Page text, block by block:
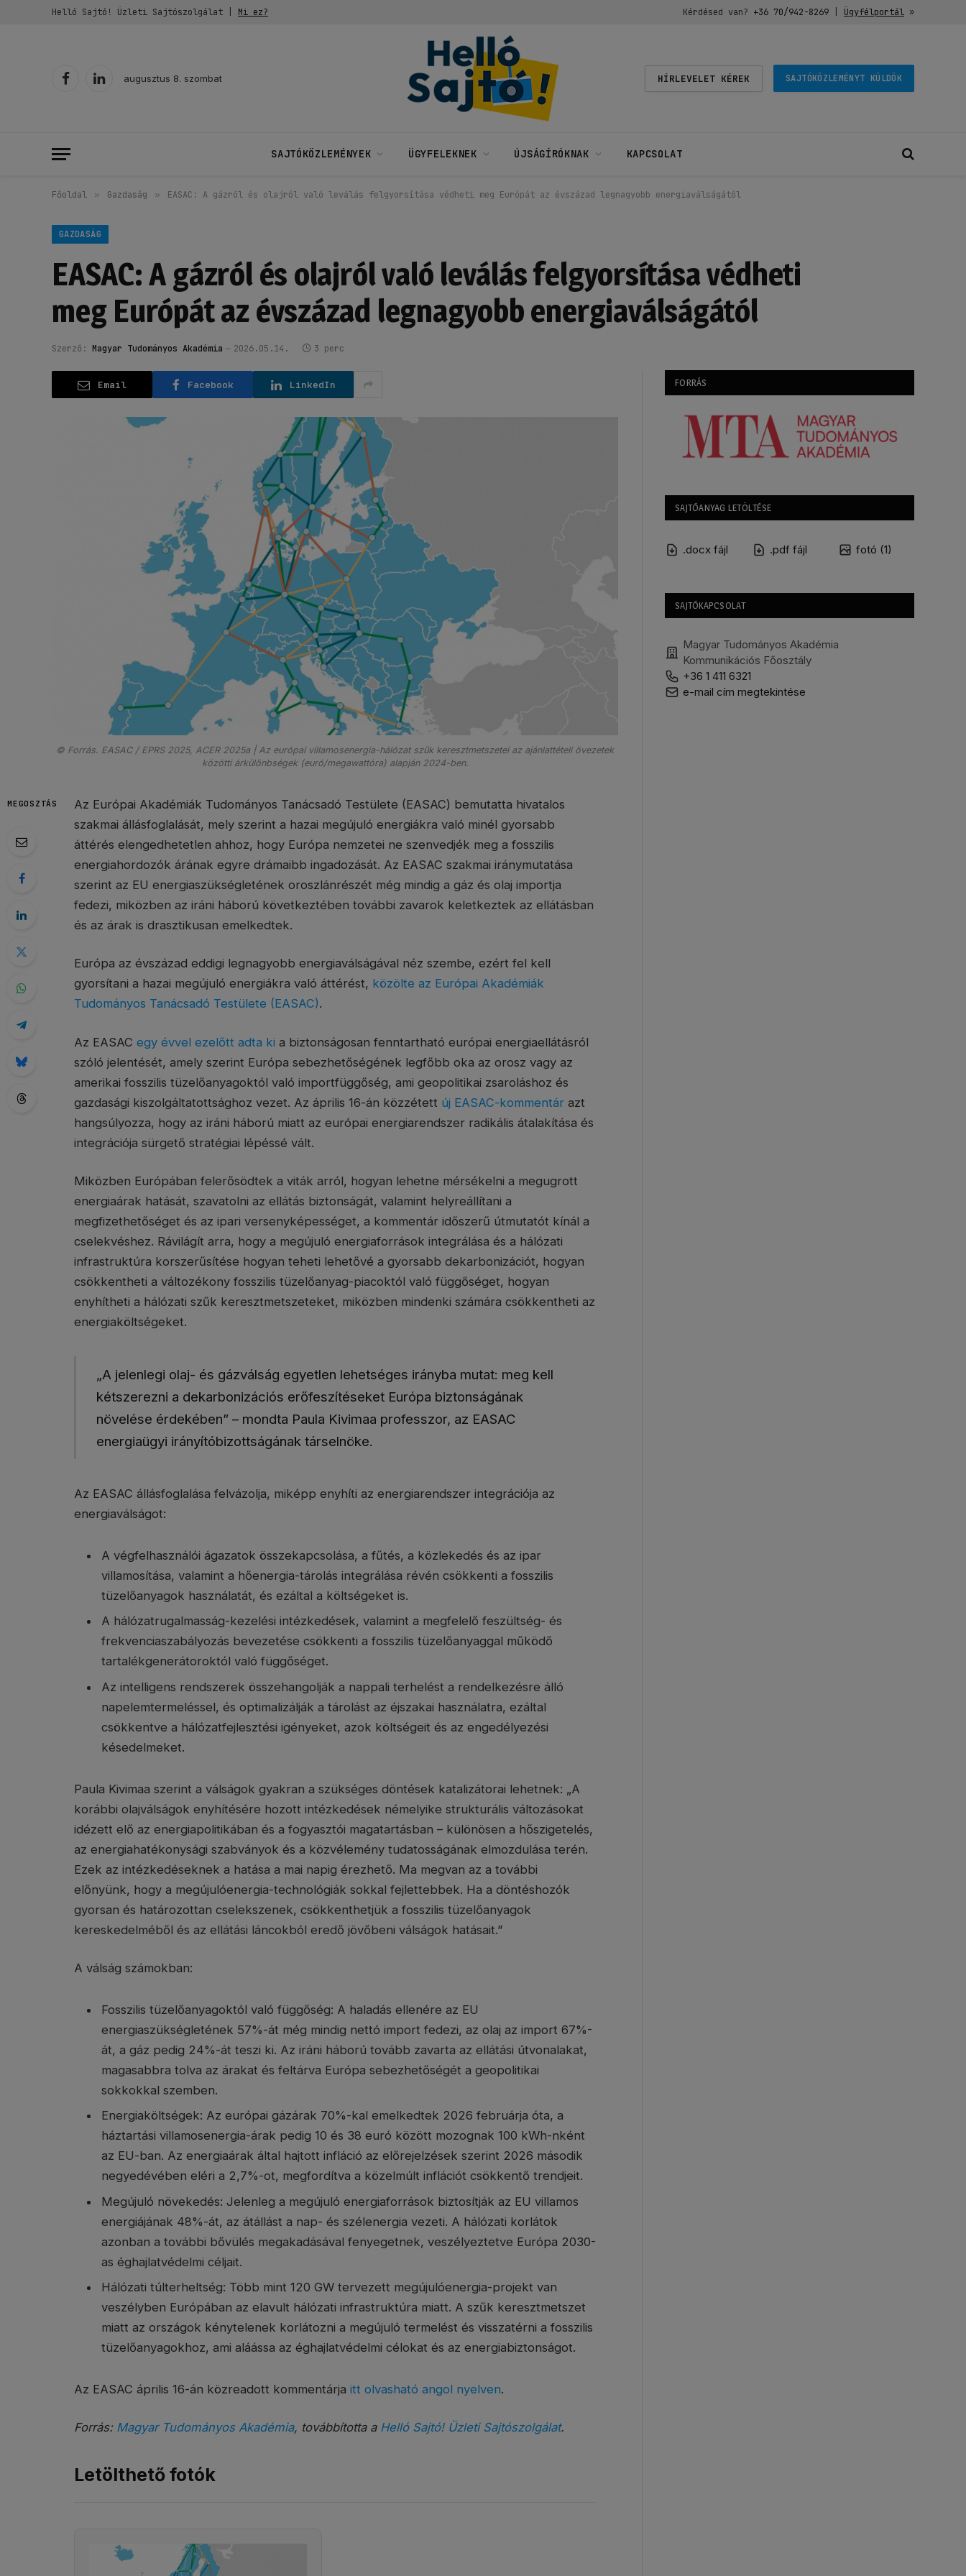
Helló Sajtó! Üzleti Sajtószolgálat | Mi ez? Kérdésed van? +36 70/942-8269| Ügyfélportál»
FacebookLinkedIn
augusztus 8. szombat HÍRLEVELET KÉREK SAJTÓKÖZLEMÉNYT KÜLDÖK
SAJTÓKÖZLEMÉNYEK ÜGYFELEKNEK ÚJSÁGÍRÓKNAK KAPCSOLAT
Főoldal » Gazdaság » EASAC: A gázról és olajról való leválás felgyorsítása védheti meg Európát az évszázad legnagyobb energiaválságától
GAZDASÁG
EASAC: A gázról és olajról való leválás felgyorsítása védheti
meg Európát az évszázad legnagyobb energiaválságától
Szerző: Magyar Tudományos Akadémia 2026.05.14. 3 perc
Email Facebook LinkedIn
© Forrás. EASAC / EPRS 2025, ACER 2025a | Az európai villamosenergia-hálózat szűk keresztmetszetei az ajánlattételi övezetek
közötti árkülönbségek (euró/megawattóra) alapján 2024-ben.
MEGOSZTÁS
Az Európai Akadémiák Tudományos Tanácsadó Testülete (EASAC) bemutatta hivatalos
szakmai állásfoglalását, mely szerint a hazai megújuló energiákra való minél gyorsabb
áttérés elengedhetetlen ahhoz, hogy Európa nemzetei ne szenvedjék meg a fosszilis
energiahordozók árának egyre drámaibb ingadozását. Az EASAC szakmai iránymutatása
szerint az EU energiaszükségletének oroszlánrészét még mindig a gáz és olaj importja
fedezi, miközben az iráni háború következtében további zavarok keletkeztek az ellátásban
és az árak is drasztikusan emelkedtek.
Európa az évszázad eddigi legnagyobb energiaválságával néz szembe, ezért fel kell
gyorsítani a hazai megújuló energiákra való áttérést, közölte az Európai Akadémiák
Tudományos Tanácsadó Testülete (EASAC).
Az EASAC egy évvel ezelőtt adta ki a biztonságosan fenntartható európai energiaellátásról
szóló jelentését, amely szerint Európa sebezhetőségének legfőbb oka az orosz vagy az
amerikai fosszilis tüzelőanyagoktól való importfüggőség, ami geopolitikai zsaroláshoz és
gazdasági kiszolgáltatottsághoz vezet. Az április 16-án közzétett új EASAC-kommentár azt
hangsúlyozza, hogy az iráni háború miatt az európai energiarendszer radikális átalakítása és
integrációja sürgető stratégiai lépéssé vált.
Miközben Európában felerősödtek a viták arról, hogyan lehetne mérsékelni a megugrott
energiaárak hatását, szavatolni az ellátás biztonságát, valamint helyreállítani a
megfizethetőséget és az ipari versenyképességet, a kommentár időszerű útmutatót kínál a
cselekvéshez. Rávilágít arra, hogy a megújuló energiaforrások integrálása és a hálózati
infrastruktúra korszerűsítése hogyan teheti lehetővé a gyorsabb dekarbonizációt, hogyan
csökkentheti a változékony fosszilis tüzelőanyag-piacoktól való függőséget, hogyan
enyhítheti a hálózati szűk keresztmetszeteket, miközben mindenki számára csökkentheti az
energiaköltségeket.
„A jelenlegi olaj- és gázválság egyetlen lehetséges irányba mutat: meg kell
kétszerezni a dekarbonizációs erőfeszítéseket Európa biztonságának
növelése érdekében” – mondta Paula Kivimaa professzor, az EASAC
energiaügyi irányítóbizottságának társelnöke.
Az EASAC állásfoglalása felvázolja, miképp enyhíti az energiarendszer integrációja az
energiaválságot:
A végfelhasználói ágazatok összekapcsolása, a fűtés, a közlekedés és az ipar
villamosítása, valamint a hőenergia-tárolás integrálása révén csökkenti a fosszilis
tüzelőanyagok használatát, és ezáltal a költségeket is.
A hálózatrugalmasság-kezelési intézkedések, valamint a megfelelő feszültség- és
frekvenciaszabályozás bevezetése csökkenti a fosszilis tüzelőanyaggal működő
tartalékgenerátoroktól való függőséget.
Az intelligens rendszerek összehangolják a nappali terhelést a rendelkezésre álló
napelemtermeléssel, és optimalizálják a tárolást az éjszakai használatra, ezáltal
csökkentve a hálózatfejlesztési igényeket, azok költségeit és az engedélyezési
késedelmeket.
Paula Kivimaa szerint a válságok gyakran a szükséges döntések katalizátorai lehetnek: „A
korábbi olajválságok enyhítésére hozott intézkedések némelyike strukturális változásokat
idézett elő az energiapolitikában és a fogyasztói magatartásban – különösen a hőszigetelés,
az energiahatékonysági szabványok és a közvélemény tudatosságának elmozdulása terén.
Ezek az intézkedéseknek a hatása a mai napig érezhető. Ma megvan az a további
előnyünk, hogy a megújulóenergia-technológiák sokkal fejlettebbek. Ha a döntéshozók
gyorsan és határozottan cselekszenek, csökkenthetjük a fosszilis tüzelőanyagok
kereskedelméből és az ellátási láncokból eredő jövőbeni válságok hatásait.”
A válság számokban:
Fosszilis tüzelőanyagoktól való függőség: A haladás ellenére az EU
energiaszükségletének 57%-át még mindig nettó import fedezi, az olaj az import 67%-
át, a gáz pedig 24%-át teszi ki. Az iráni háború tovább zavarta az ellátási útvonalakat,
magasabbra tolva az árakat és feltárva Európa sebezhetőségét a geopolitikai
sokkokkal szemben.
Energiaköltségek: Az európai gázárak 70%-kal emelkedtek 2026 februárja óta, a
háztartási villamosenergia-árak pedig 10 és 38 euró között mozognak 100 kWh-nként
az EU-ban. Az energiaárak által hajtott infláció az előrejelzések szerint 2026 második
negyedévében eléri a 2,7%-ot, megfordítva a közelmúlt inflációt csökkentő trendjeit.
Megújuló növekedés: Jelenleg a megújuló energiaforrások biztosítják az EU villamos
energiájának 48%-át, az átállást a nap- és szélenergia vezeti. A hálózati korlátok
azonban a további bővülés megakadásával fenyegetnek, veszélyeztetve Európa 2030-
as éghajlatvédelmi céljait.
Hálózati túlterheltség: Több mint 120 GW tervezett megújulóenergia-projekt van
veszélyben Európában az elavult hálózati infrastruktúra miatt. A szűk keresztmetszet
miatt az országok kénytelenek korlátozni a megújuló termelést és visszatérni a fosszilis
tüzelőanyagokhoz, ami aláássa az éghajlatvédelmi célokat és az energiabiztonságot.
Az EASAC április 16-án közreadott kommentárja itt olvasható angol nyelven.
Forrás: Magyar Tudományos Akadémia, továbbította a Helló Sajtó! Üzleti Sajtószolgálat.
Letölthető fotók
FORRÁS
SAJTÓANYAG LETÖLTÉSE
.docx fájl .pdf fájl fotó (1)
SAJTÓKAPCSOLAT
Magyar Tudományos Akadémia
Kommunikációs Főosztály
+36 1 411 6321
e-mail cím megtekintése